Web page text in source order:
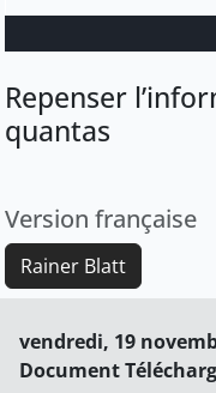
Repenser
quantas
Version française
Rainer Blatt
vendredi, 19
Document